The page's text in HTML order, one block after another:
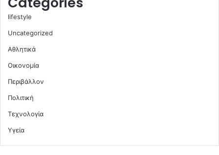
lifestyle
Uncategorized
Αθλητικά
Οικονομία
Περιβάλλον
Πολιτική
Τεχνολογία
Υγεία